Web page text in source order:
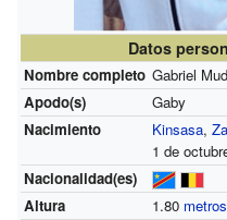
Datos
Nombre completo Gabriel
Apodo(s)
Gaby
Nacimiento
Kinsasa,
1 de
Nacionalidad(es)
Altura
1.80 metros